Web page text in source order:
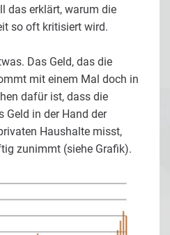
das erklärt, warum die
so oft kritisiert wird.
Das Geld, das die
mit einem Mal doch in
dafür ist, dass die
Geld in der Hand der
Haushalte misst,
zunimmt (siehe Grafik).